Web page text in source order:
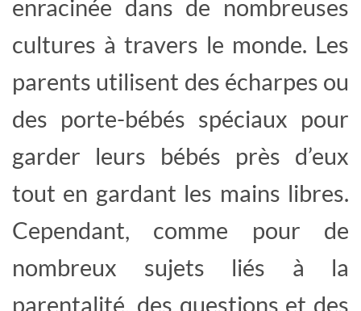
enracinée dans de nombreuses
cultures à travers le monde. Les
parents utilisent des écharpes ou
des porte-bébés spéciaux pour
garder leurs bébés près d’eux
tout en gardant les mains libres.
Cependant, comme pour de
nombreux sujets liés à la
parentalité, des questions et des